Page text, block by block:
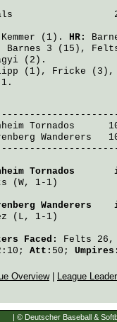
Kemmer (1). HR:
Barnes 3 (15),
(2).
(1), Fricke
1.
Tornados
Wanderers
Tornados
(W, 1-1)
Wanderers
(L, 1-1)
Faced: Felts
Att: 50;
Overview| League
| © Deutscher Baseball &